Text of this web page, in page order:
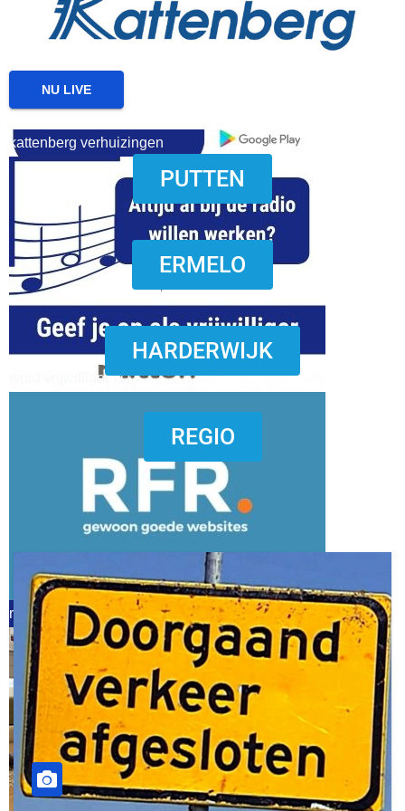
download onzze App
word vrijwilliger (1)
kattenberg verhuizingen
word vrijwilliger (1)
refreshed webdesign putten
NU LIVE
PUTTEN
ERMELO
HARDERWIJK
REGIO